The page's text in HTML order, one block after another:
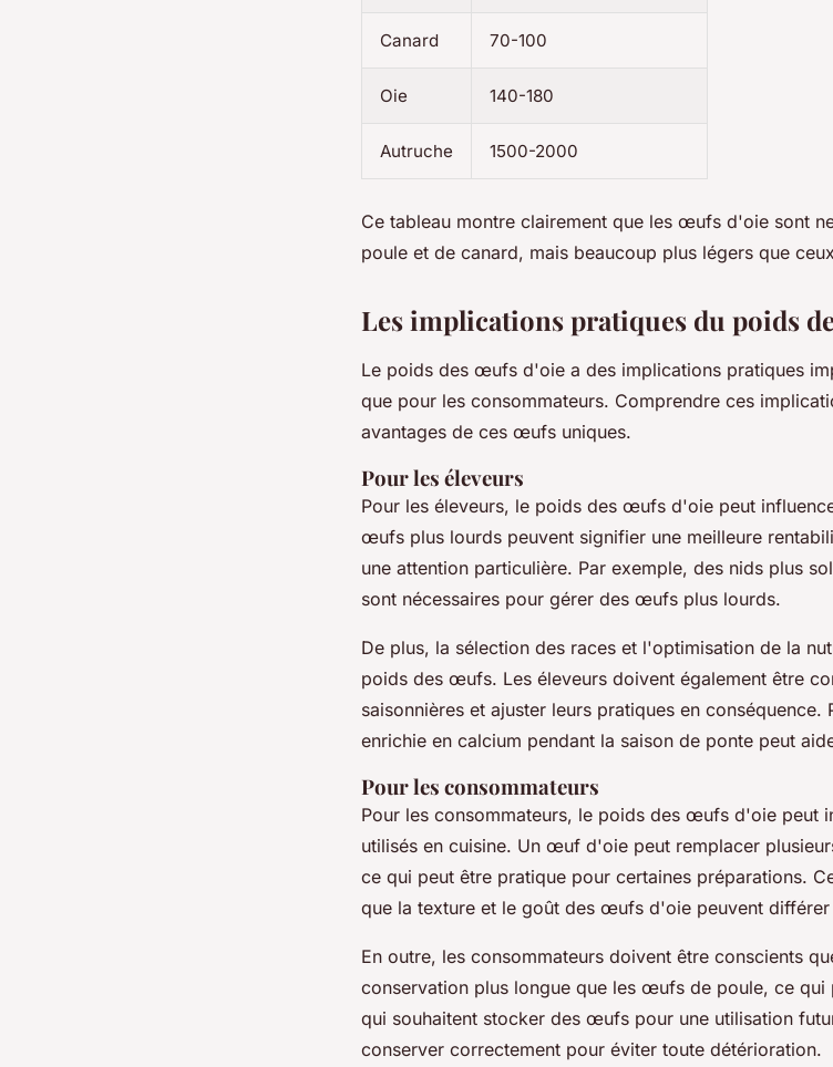
Canard 70-100
Oie 140-180
Autruche 1500-2000
Ce tableau montre clairement que les œufs d'oie sont
poule et de canard, mais beaucoup plus légers que
Les implications pratiques du poids
Le poids des œufs d'oie a des implications pratiques
que pour les consommateurs. Comprendre ces
avantages de ces œufs uniques.
Pour les éleveurs
Pour les éleveurs, le poids des œufs d'oie peut
œufs plus lourds peuvent signifier une meilleure
une attention particulière. Par exemple, des nids plus
sont nécessaires pour gérer des œufs plus lourds.
De plus, la sélection des races et l'optimisation de la
poids des œufs. Les éleveurs doivent également être
saisonnières et ajuster leurs pratiques en conséquence.
enrichie en calcium pendant la saison de ponte peut
Pour les consommateurs
Pour les consommateurs, le poids des œufs d'oie peut
utilisés en cuisine. Un œuf d'oie peut remplacer
ce qui peut être pratique pour certaines préparations.
que la texture et le goût des œufs d'oie peuvent
En outre, les consommateurs doivent être conscients
conservation plus longue que les œufs de poule, ce qui
qui souhaitent stocker des œufs pour une utilisation
conserver correctement pour éviter toute détérioration.